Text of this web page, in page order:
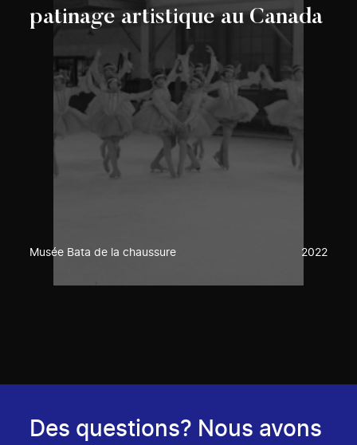
patinage artistique au Canada
Musée Bata de la chaussure 2022
Des questions? Nous avons